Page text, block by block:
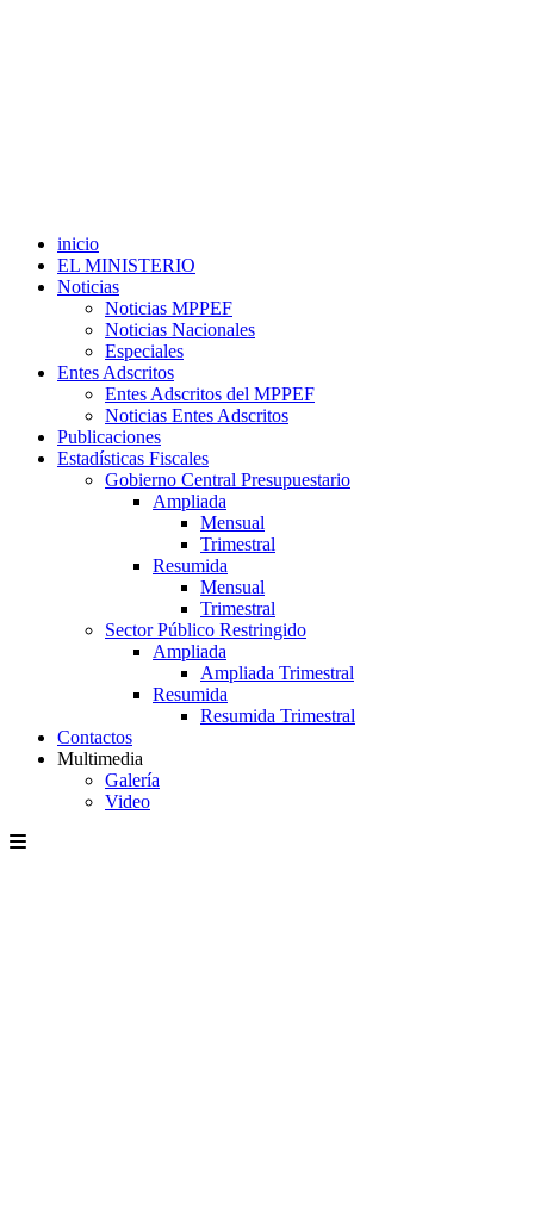
inicio
EL MINISTERIO
Noticias
Noticias MPPEF
Noticias Nacionales
Especiales
Entes Adscritos
Entes Adscritos del MPPEF
Noticias Entes Adscritos
Publicaciones
Estadísticas Fiscales
Gobierno Central Presupuestario
Ampliada
Mensual
Trimestral
Resumida
Mensual
Trimestral
Sector Público Restringido
Ampliada
Ampliada Trimestral
Resumida
Resumida Trimestral
Contactos
Multimedia
Galería
Video